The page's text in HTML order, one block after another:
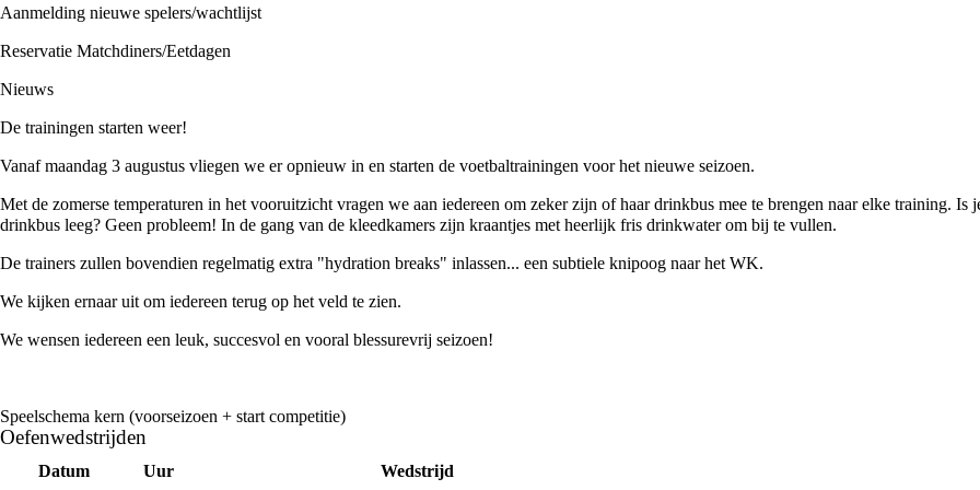
Aanmelding nieuwe spelers/wachtlijst
Reservatie Matchdiners/Eetdagen
Nieuws
De trainingen starten weer!
Vanaf maandag 3 augustus vliegen we er opnieuw in en starten de voetbaltrainingen voor het nieuwe seizoen.
Met de zomerse temperaturen in het vooruitzicht vragen we aan iedereen om zeker zijn of haar drinkbus mee te brengen naar elke training. Is
drinkbus leeg? Geen probleem! In de gang van de kleedkamers zijn kraantjes met heerlijk fris drinkwater om bij te vullen.
De trainers zullen bovendien regelmatig extra "hydration breaks" inlassen... een subtiele knipoog naar het WK.
We kijken ernaar uit om iedereen terug op het veld te zien.
We wensen iedereen een leuk, succesvol en vooral blessurevrij seizoen!
Speelschema kern (voorseizoen + start competitie)
Oefenwedstrijden
Datum Uur Wedstrijd